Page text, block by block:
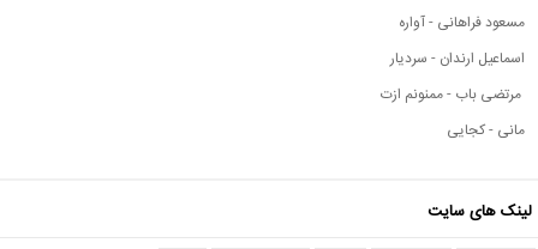
مسعود فراهانی - آواره
اسماعیل ارندان - سردیار
مرتضی باب - ممنونم ازت
مانی - کجایی
لینک های سایت